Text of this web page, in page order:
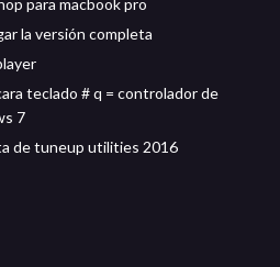
para macbook pro
la versión completa
teclado # q = controlador de
7
de tuneup utilities 2016